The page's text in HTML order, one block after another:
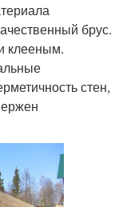
брус.
клееным.
стен,